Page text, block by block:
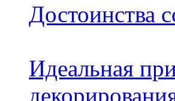
Достоинства
Идеальная